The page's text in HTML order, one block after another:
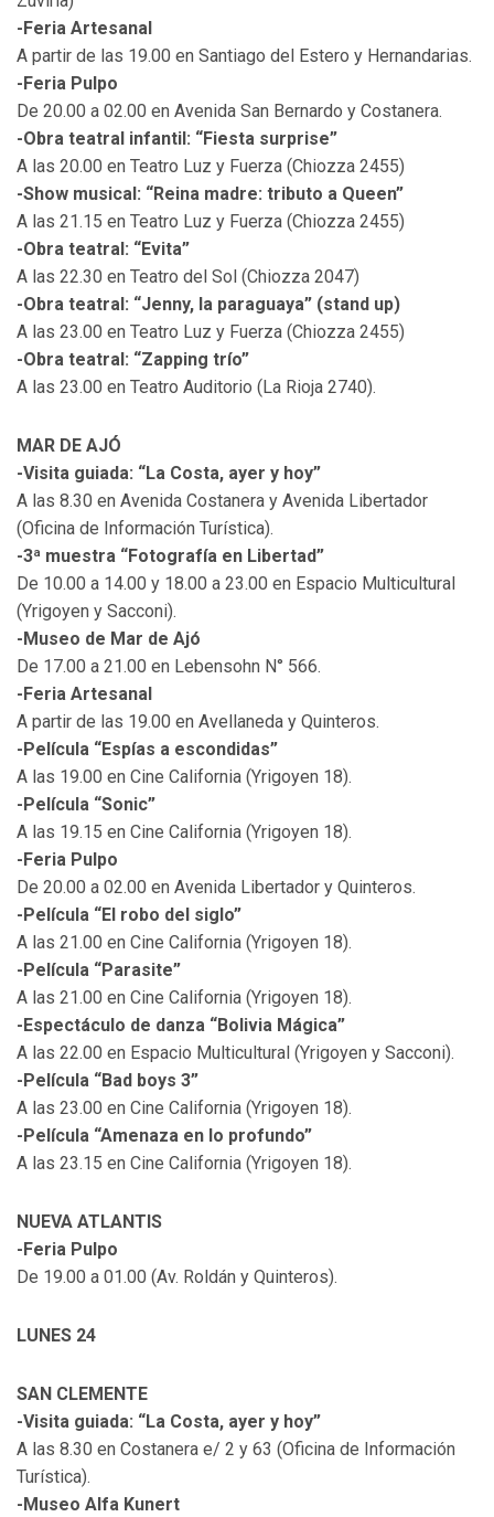
-Feria Artesanal
A partir de las 19.00 en Santiago del Estero y Hernandarias.
-Feria Pulpo
De 20.00 a 02.00 en Avenida San Bernardo y Costanera.
-Obra teatral infantil: “Fiesta surprise”
A las 20.00 en Teatro Luz y Fuerza (Chiozza 2455)
-Show musical: “Reina madre: tributo a Queen”
A las 21.15 en Teatro Luz y Fuerza (Chiozza 2455)
-Obra teatral: “Evita”
A las 22.30 en Teatro del Sol (Chiozza 2047)
-Obra teatral: “Jenny, la paraguaya” (stand up)
A las 23.00 en Teatro Luz y Fuerza (Chiozza 2455)
-Obra teatral: “Zapping trío”
A las 23.00 en Teatro Auditorio (La Rioja 2740).
MAR DE AJÓ
-Visita guiada: “La Costa, ayer y hoy”
A las 8.30 en Avenida Costanera y Avenida Libertador
(Oficina de Información Turística).
-3ª muestra “Fotografía en Libertad”
De 10.00 a 14.00 y 18.00 a 23.00 en Espacio Multicultural
(Yrigoyen y Sacconi).
-Museo de Mar de Ajó
De 17.00 a 21.00 en Lebensohn N° 566.
-Feria Artesanal
A partir de las 19.00 en Avellaneda y Quinteros.
-Película “Espías a escondidas”
A las 19.00 en Cine California (Yrigoyen 18).
-Película “Sonic”
A las 19.15 en Cine California (Yrigoyen 18).
-Feria Pulpo
De 20.00 a 02.00 en Avenida Libertador y Quinteros.
-Película “El robo del siglo”
A las 21.00 en Cine California (Yrigoyen 18).
-Película “Parasite”
A las 21.00 en Cine California (Yrigoyen 18).
-Espectáculo de danza “Bolivia Mágica”
A las 22.00 en Espacio Multicultural (Yrigoyen y Sacconi).
-Película “Bad boys 3”
A las 23.00 en Cine California (Yrigoyen 18).
-Película “Amenaza en lo profundo”
A las 23.15 en Cine California (Yrigoyen 18).
NUEVA ATLANTIS
-Feria Pulpo
De 19.00 a 01.00 (Av. Roldán y Quinteros).
LUNES 24
SAN CLEMENTE
-Visita guiada: “La Costa, ayer y hoy”
A las 8.30 en Costanera e/ 2 y 63 (Oficina de Información
Turística).
-Museo Alfa Kunert